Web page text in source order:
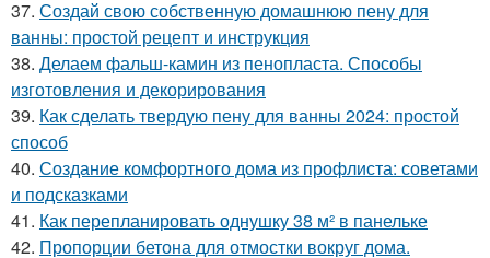
37. Создай свою собственную домашнюю пену для
ванны: простой рецепт и инструкция
38. Делаем фальш-камин из пенопласта. Способы
изготовления и декорирования
39. Как сделать твердую пену для ванны 2024: простой
способ
40. Создание комфортного дома из профлиста: советами
и подсказками
41. Как перепланировать однушку 38 м² в панельке
42. Пропорции бетона для отмостки вокруг дома.